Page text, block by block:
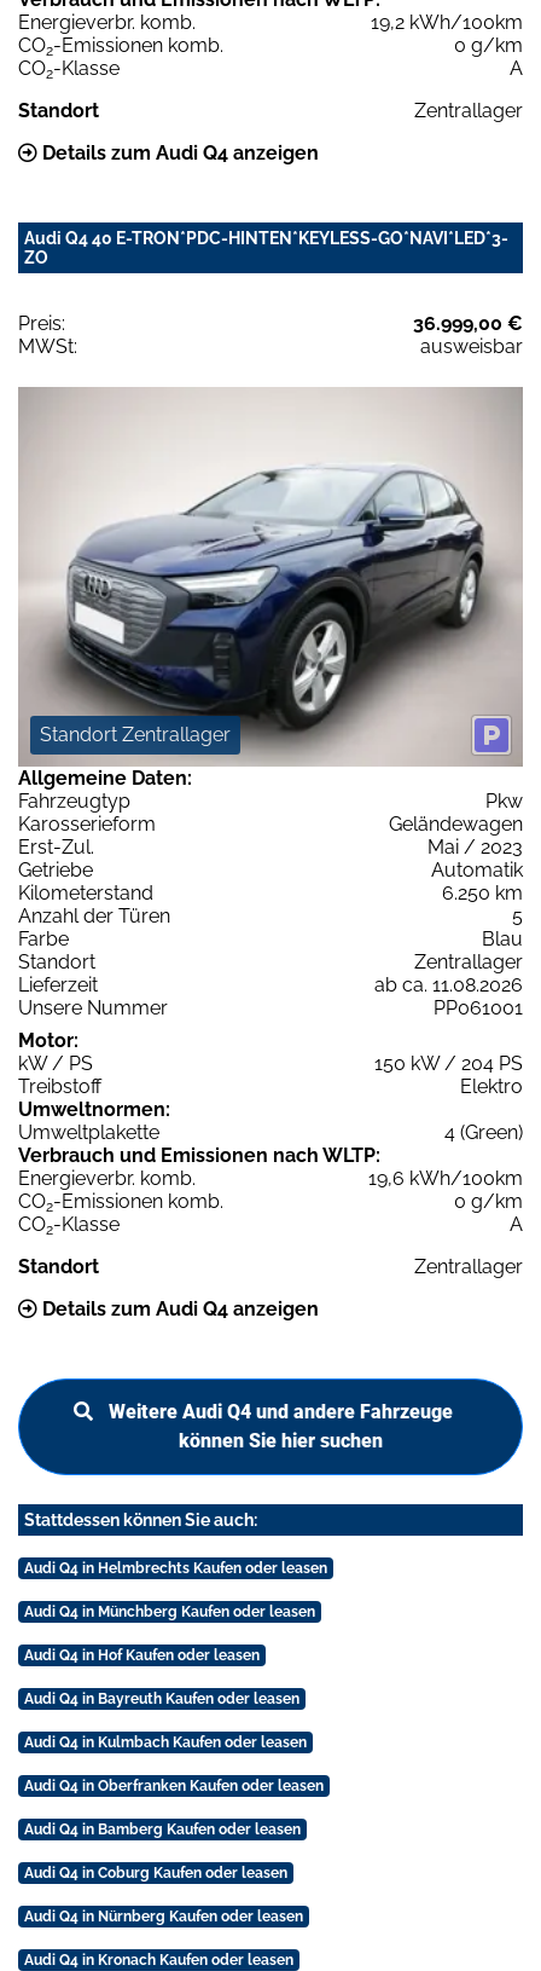
Energieverbr. komb.
19,2 kWh/100km
CO2-Emissionen komb.
0 g/km
CO2-Klasse
A
Standort
Zentrallager
Details zum Audi Q4 anzeigen
Audi Q4 40 E-TRON*PDC-HINTEN*KEYLESS-GO*NAVI*LED*3-
ZO
Preis:
36.999,00 €
MWSt:
ausweisbar
Standort Zentrallager
Allgemeine Daten:
Fahrzeugtyp
Pkw
Karosserieform
Geländewagen
Erst-Zul.
Mai / 2023
Getriebe
Automatik
Kilometerstand
6.250 km
Anzahl der Türen
5
Farbe
Blau
Standort
Zentrallager
Lieferzeit
ab ca. 11.08.2026
Unsere Nummer
PP061001
Motor:
kW / PS
150 kW / 204 PS
Treibstoff
Elektro
Umweltnormen:
Umweltplakette
4 (Green)
Verbrauch und Emissionen nach WLTP:
Energieverbr. komb.
19,6 kWh/100km
CO2-Emissionen komb.
0 g/km
CO2-Klasse
A
Standort
Zentrallager
Details zum Audi Q4 anzeigen
Weitere Audi Q4 und andere Fahrzeuge
können Sie hier suchen
Stattdessen können Sie auch:
Audi Q4 in Helmbrechts Kaufen oder leasen
Audi Q4 in Münchberg Kaufen oder leasen
Audi Q4 in Hof Kaufen oder leasen
Audi Q4 in Bayreuth Kaufen oder leasen
Audi Q4 in Kulmbach Kaufen oder leasen
Audi Q4 in Oberfranken Kaufen oder leasen
Audi Q4 in Bamberg Kaufen oder leasen
Audi Q4 in Coburg Kaufen oder leasen
Audi Q4 in Nürnberg Kaufen oder leasen
Audi Q4 in Kronach Kaufen oder leasen